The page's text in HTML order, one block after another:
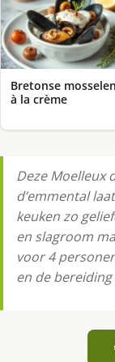
Bretonse mosselen
à la crème
Deze Moelleux
d’emmental
keuken zo
en slagroom
voor 4
en de